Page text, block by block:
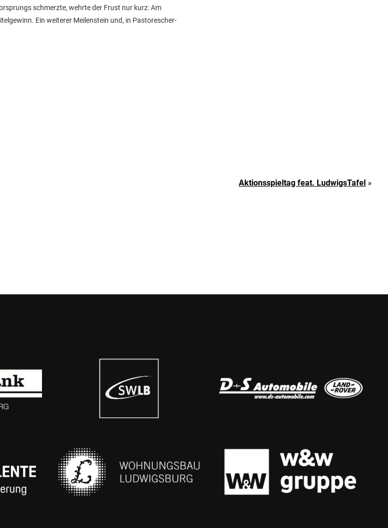
schmerzte, wehrte der Frust nur kurz: Am
Ein weiterer Meilenstein und, in Pastorescher-
Aktionsspieltag feat. LudwigsTafel »